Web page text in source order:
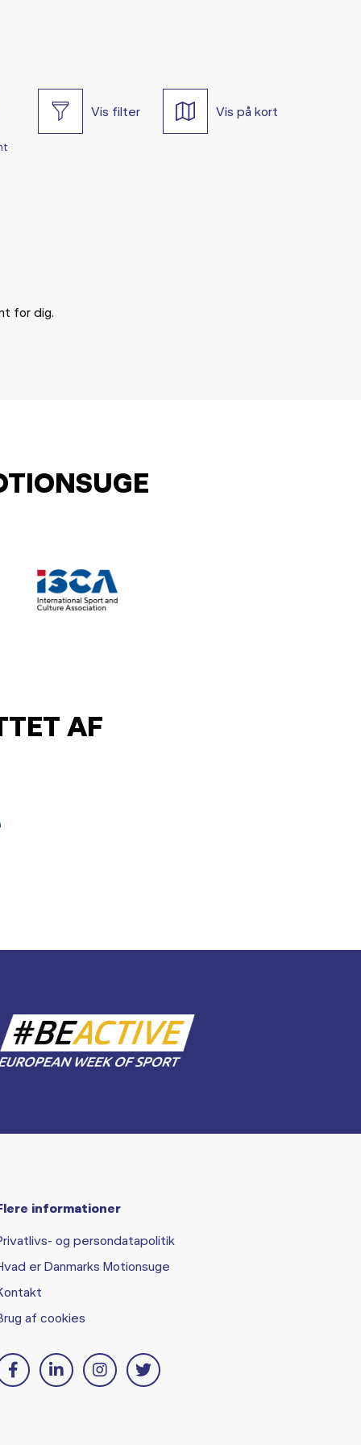
Vis filter Vis på kort
for dig.
AF
informationer
og persondatapolitik
er Danmarks Motionsuge
af cookies